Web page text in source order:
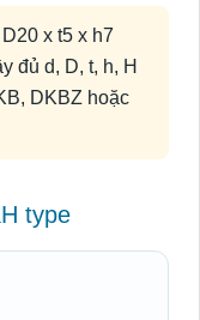
x t5 x h7
đủ d, D, t, h, H
DKBZ hoặc
type